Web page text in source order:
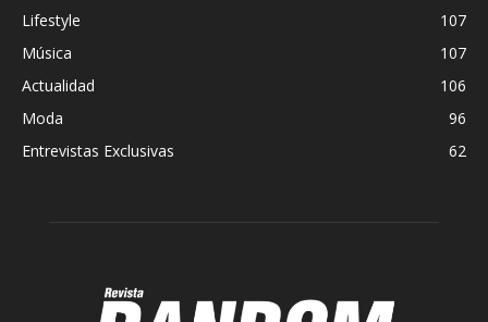
Lifestyle
107
Música
107
Actualidad
106
Moda
96
Entrevistas Exclusivas
62